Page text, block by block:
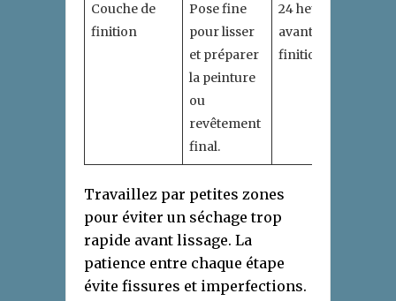
Couche de
finition
Pose fine
pour lisser
et préparer
la peinture
ou
revêtement
final.
24 heures
avant
finition.
Travaillez par petites zones
pour éviter un séchage trop
rapide avant lissage. La
patience entre chaque étape
évite fissures et imperfections.